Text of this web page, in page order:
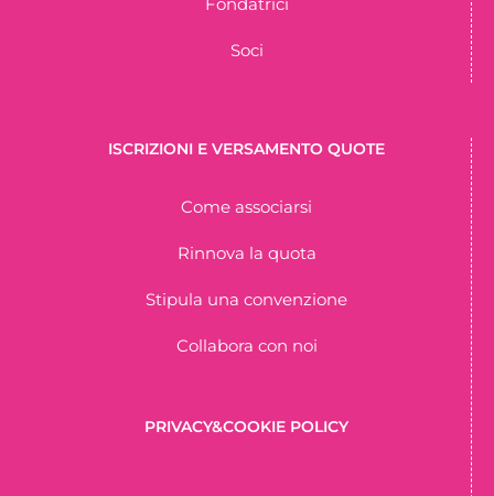
Soci
ISCRIZIONI E VERSAMENTO QUOTE
Come associarsi
Rinnova la quota
Stipula una convenzione
Collabora con noi
PRIVACY&COOKIE POLICY